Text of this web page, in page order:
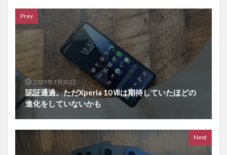
Prev
2025年7月30日
認証通過。ただXperia 10Ⅶは期待していたほどの
進化をしていないかも
Next